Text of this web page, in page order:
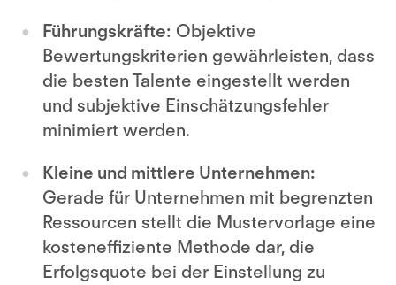
Führungskräfte: Objektive
Bewertungskriterien gewährleisten, dass
die besten Talente eingestellt werden
und subjektive Einschätzungsfehler
minimiert werden.
Kleine und mittlere Unternehmen:
Gerade für Unternehmen mit begrenzten
Ressourcen stellt die Mustervorlage eine
kosteneffiziente Methode dar, die
Erfolgsquote bei der Einstellung zu